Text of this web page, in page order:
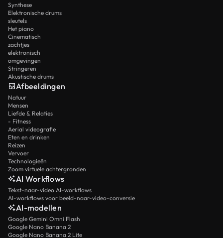
Synthese
Elektronische drums
sleutels
Het piano
Cinematisch
zachtjes
elektronisch
omgevingen
Stringeren
Akustische drums
Afbeeldingen
Natuur
Mensen
Liefde & Relaties
- Fitness
Aerial videografie
Eten en drinken
Reizen
Vervoer
Technologieën
Zoom virtuele achtergronden
AI Workflows
Tekst-naar-video AI-workflows
AI-workflows voor beeld-naar-video-conversie
AI-modellen
Google Gemini Omni Flash
Google Nano Banana 2
Google Nano Banana 2 Lite